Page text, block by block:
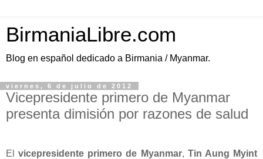
BirmaniaLibre.com
Blog en español dedicado a Birmania / Myanmar.
viernes, 6 de julio de 2012
Vicepresidente primero de Myanmar
presenta dimisión por razones de salud
Elvicepresidente primero de Myanmar, Tin Aung Myint